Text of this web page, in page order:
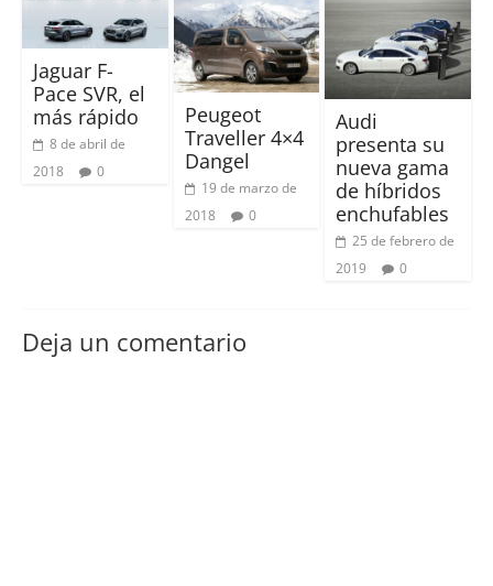
Jaguar F-
Pace SVR, el
más rápido
8 de abril de
2018
0
Peugeot
Traveller 4×4
Dangel
19 de marzo de
2018
0
Audi
presenta su
nueva gama
de híbridos
enchufables
25 de febrero de
2019
0
Deja un comentario